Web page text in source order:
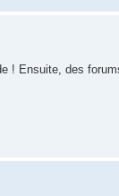
! Ensuite, des